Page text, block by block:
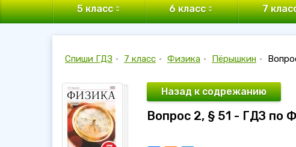
5 класс 6 класс 7
Спиши ГДЗ • 7 класс • Физика • Пёрышкин •
Назад к содрежанию
Вопрос 2, § 51 - ГДЗ по